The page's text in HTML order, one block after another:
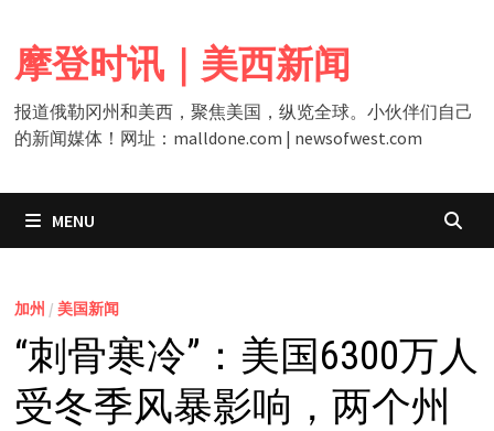
content
摩登时讯｜美西新闻
报道俄勒冈州和美西，聚焦美国，纵览全球。小伙伴们自己
的新闻媒体！网址：malldone.com | newsofwest.com
MENU
加州 / 美国新闻
“刺骨寒冷”：美国6300万人
受冬季风暴影响，两个州